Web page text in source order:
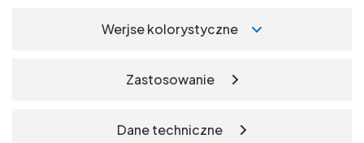
Werjse kolorystyczne
Zastosowanie
Dane techniczne